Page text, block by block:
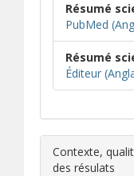
Résumé
PubMed
Résumé
Éditeur
Contexte,
des résulats